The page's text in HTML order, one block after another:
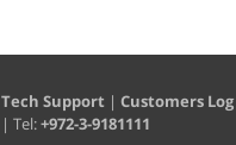
Tech Support | Customers
| Tel:+972-3-9181111